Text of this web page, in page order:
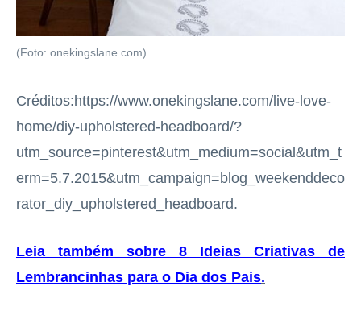
(Foto: onekingslane.com)
Créditos:https://www.onekingslane.com/live-love-
home/diy-upholstered-headboard/?
utm_source=pinterest&utm_medium=social&utm_t
erm=5.7.2015&utm_campaign=blog_weekenddeco
rator_diy_upholstered_headboard.
Leia também sobre 8 Ideias Criativas de
Lembrancinhas para o Dia dos Pais.